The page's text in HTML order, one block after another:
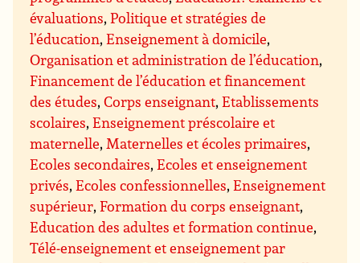
évaluations,Politique et stratégies de
l’éducation,Enseignement à domicile,
Organisation et administration de l’éducation,
Financement de l’éducation et financement
des études,Corps enseignant,Etablissements
scolaires,Enseignement préscolaire et
maternelle,Maternelles et écoles primaires,
Ecoles secondaires,Ecoles et enseignement
privés,Ecoles confessionnelles,Enseignement
supérieur,Formation du corps enseignant,
Education des adultes et formation continue,
Télé-enseignement et enseignement par